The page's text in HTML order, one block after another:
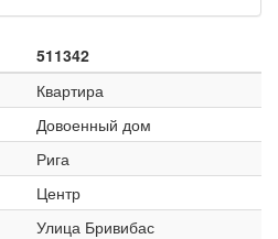
511342
Квартира
Довоенный дом
Рига
Центр
Улица Бривибас